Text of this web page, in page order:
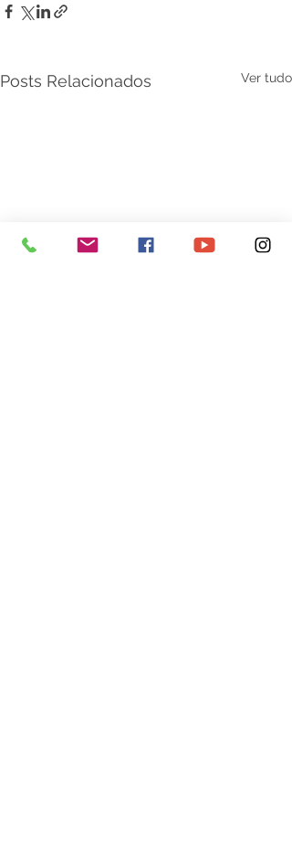
Posts Relacionados Ver tudo